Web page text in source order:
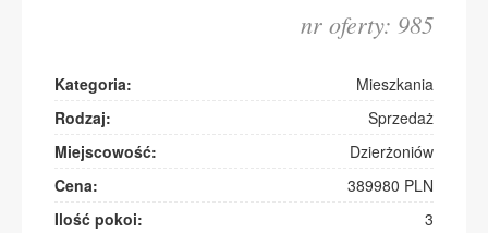
nr oferty: 985
Kategoria:
Mieszkania
Rodzaj:
Sprzedaż
Miejscowość:
Dzierżoniów
Cena:
389980 PLN
Ilość pokoi:
3